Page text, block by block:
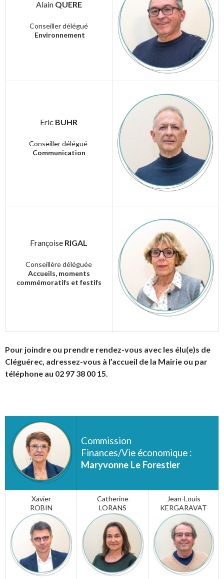
Alain QUERE
Conseiller délégué
Environnement
Eric BUHR
Conseiller délégué
Communication
Françoise RIGAL
Conseillère déléguée
Accueils, moments
commémoratifs et festifs
Pour joindre ou prendre rendez-vous avec les élu(e)s de
Cléguérec, adressez-vous à l’accueil de la Mairie ou par
téléphone au 02 97 38 00 15.
Commission
Finances/Vie économique :
Maryvonne Le Forestier
Xavier
ROBIN
Catherine
LORANS
Jean-Louis
KERGARAVAT